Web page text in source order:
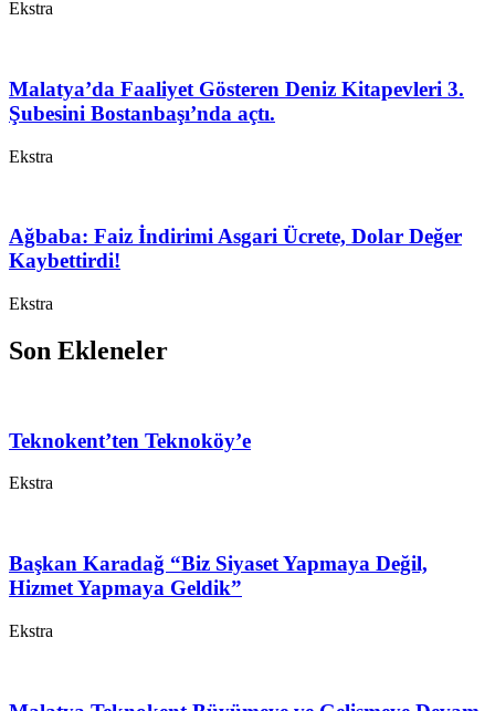
Ekstra
Malatya’da Faaliyet Gösteren Deniz Kitapevleri 3.
Şubesini Bostanbaşı’nda açtı.
Ekstra
Ağbaba: Faiz İndirimi Asgari Ücrete, Dolar Değer
Kaybettirdi!
Ekstra
Son Ekleneler
Teknokent’ten Teknoköy’e
Ekstra
Başkan Karadağ “Biz Siyaset Yapmaya Değil,
Hizmet Yapmaya Geldik”
Ekstra